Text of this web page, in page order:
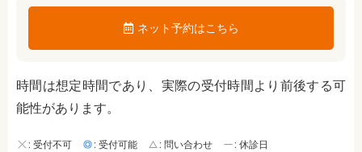
ネット予約はこちら
時間は想定時間であり、実際の受付時間より前後する可
能性があります。
: 受付不可 : 受付可能 : 問い合わせ : 休診日